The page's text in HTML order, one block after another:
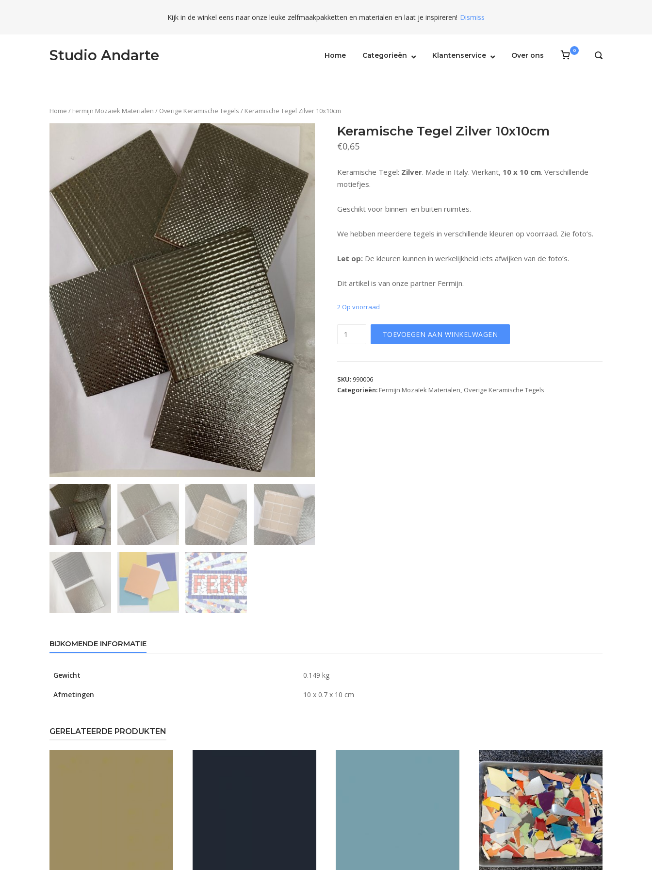
Kijk in de winkel eens naar onze leuke zelfmaakpakketten en materialen en laat je inspireren! Dismiss
Studio Andarte Home Categorieën Klantenservice Over ons
View
0
OPEN
Home / Fermijn Mozaïek Materialen / Overige Keramische Tegels / Keramische Tegel Zilver 10x10cm
Keramische Tegel Zilver 10x10cm
€0,65
Keramische Tegel: Zilver. Made in Italy. Vierkant, 10 x 10 cm. Verschillende
motiefjes.
Geschikt voor binnen en buiten ruimtes.
We hebben meerdere tegels in verschillende kleuren op voorraad. Zie foto’s.
Let op:De kleuren kunnen in werkelijkheid iets afwijken van de foto’s.
Dit artikel is van onze partner Fermijn.
2 Op voorraad
TOEVOEGEN AAN WINKELWAGEN
SKU: 990006
Categorieën: Fermijn Mozaïek Materialen, Overige Keramische Tegels
BIJKOMENDE INFORMATIE
Gewicht 0.149 kg
Afmetingen 10 x 0.7 x 10 cm
GERELATEERDE PRODUKTEN